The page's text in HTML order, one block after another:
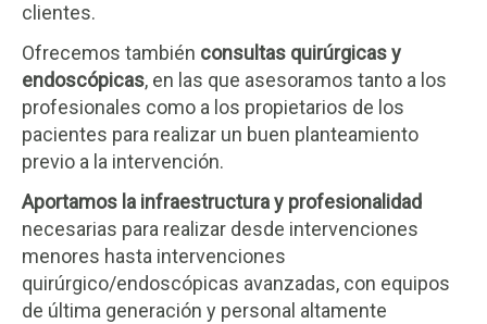
clientes.
Ofrecemos también consultas quirúrgicas y
endoscópicas, en las que asesoramos tanto a los
profesionales como a los propietarios de los
pacientes para realizar un buen planteamiento
previo a la intervención.
Aportamos la infraestructura y profesionalidad
necesarias para realizar desde intervenciones
menores hasta intervenciones
quirúrgico/endoscópicas avanzadas, con equipos
de última generación y personal altamente